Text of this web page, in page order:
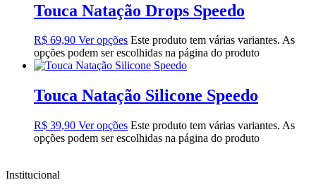
Touca Natação Drops Speedo
R$ 69,90 Ver opções Este produto tem várias variantes. As
opções podem ser escolhidas na página do produto
Touca Natação Silicone Speedo
R$ 39,90 Ver opções Este produto tem várias variantes. As
opções podem ser escolhidas na página do produto
Institucional